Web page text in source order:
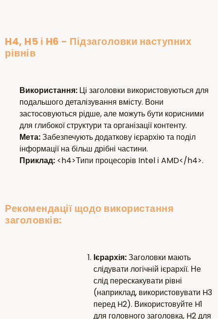
H4, H5 і H6 - Підзаголовки наступних
рівнів
Використання: Ці заголовки використовуються для
подальшого деталізування вмісту. Вони
застосовуються рідше, але можуть бути корисними
для глибокої структури та організації контенту.
Мета:Забезпечують додаткову ієрархію та поділ
інформації на більш дрібні частини.
Приклад: <h4>Типи процесорів Intel і AMD</h4>.
Рекомендації щодо використання
заголовків:
Ієрархія:Заголовки мають
слідувати логічній ієрархії. Не
слід перескакувати рівні
(наприклад, використовувати H3
перед H2). Використовуйте H1
для головного заголовка, H2 для